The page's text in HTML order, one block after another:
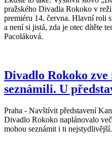
pražského Divadla Rokoko v
premiéru 14. června. Hlavní roli
a není si jistá, zda je otec dítěte
Pacoláková.
Divadlo Rokoko zve
seznámili. U
Praha - Navštívit představení
Divadlo Rokoko naplánovalo
mohou seznámit i ti nejstydlivější.